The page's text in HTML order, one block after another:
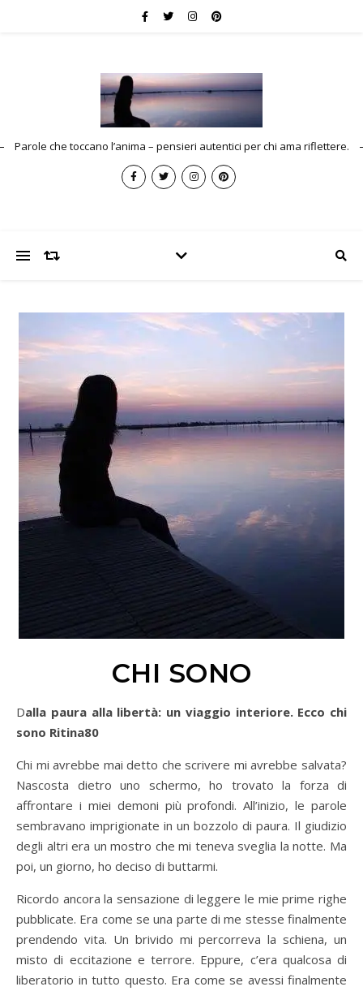
Parole che toccano l’anima – pensieri autentici per chi ama riflettere.
CHI SONO
Dalla paura alla libertà: un viaggio interiore. Ecco chi
sono Ritina80
Chi mi avrebbe mai detto che scrivere mi avrebbe salvata?
Nascosta dietro uno schermo, ho trovato la forza di
affrontare i miei demoni più profondi. All’inizio, le parole
sembravano imprigionate in un bozzolo di paura. Il giudizio
degli altri era un mostro che mi teneva sveglia la notte. Ma
poi, un giorno, ho deciso di buttarmi.
Ricordo ancora la sensazione di leggere le mie prime righe
pubblicate. Era come se una parte di me stesse finalmente
prendendo vita. Un brivido mi percorreva la schiena, un
misto di eccitazione e terrore. Eppure, c’era qualcosa di
liberatorio in tutto questo. Era come se avessi finalmente